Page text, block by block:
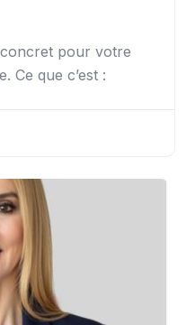
pour votre
Ce que c’est :